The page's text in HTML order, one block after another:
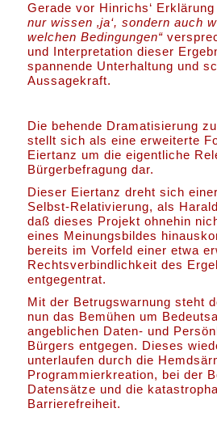
Gerade vor Hinrichs‘
nur wissen ‚ja‘, sondern auch
welchen Bedingungen“
und Interpretation dieser
spannende Unterhaltung und
Aussagekraft.
Die behende Dramatisierung
stellt sich als eine erweiterte
Eiertanz um die eigentliche
Bürgerbefragung dar.
Dieser Eiertanz dreht sich
Selbst-Relativierung, als
daß dieses Projekt ohnehin
eines Meinungsbildes
bereits im Vorfeld einer etwa
Rechtsverbindlichkeit des
entgegentrat.
Mit der Betrugswarnung steht
nun das Bemühen um
angeblichen Daten- und
Bürgers entgegen. Dieses
unterlaufen durch die
Programmierkreation, bei der
Datensätze und die
Barrierefreiheit.